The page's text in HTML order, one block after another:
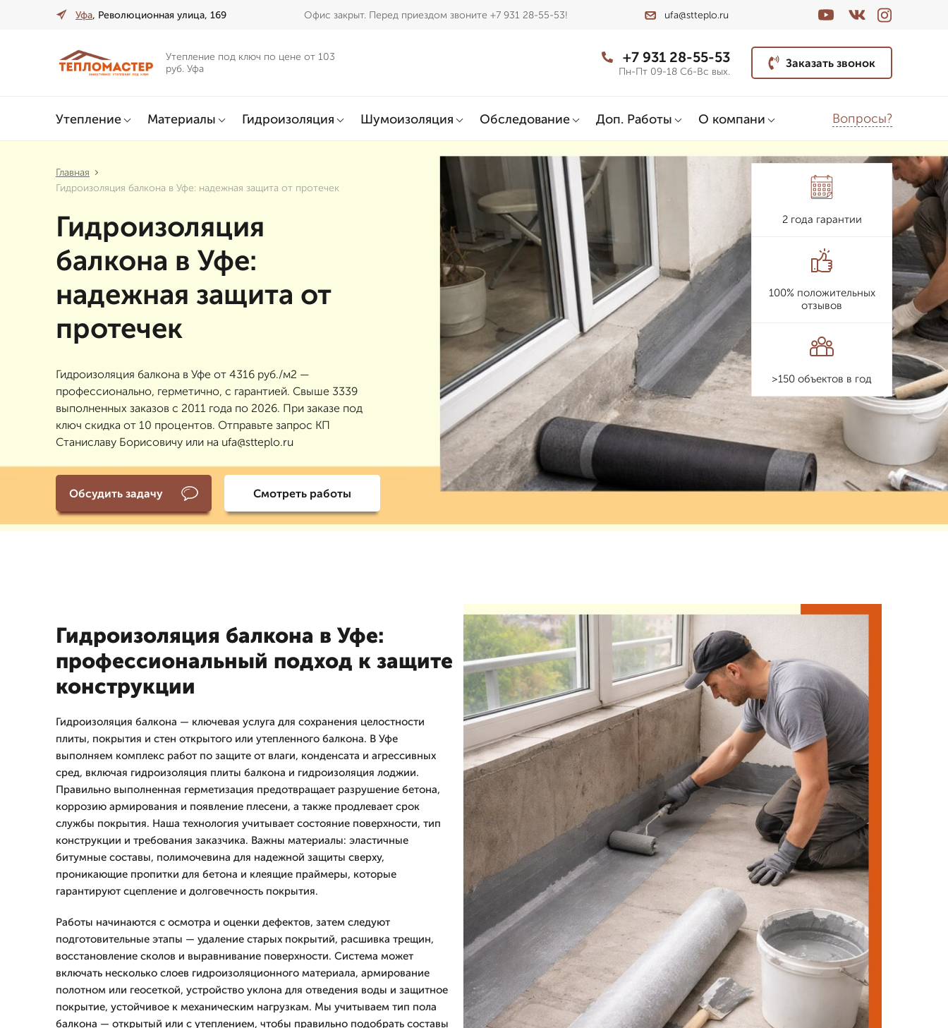
Уфа, Революционная улица, 169 Офис закрыт. Перед приездом звоните +7 931 28-55-53! ufa@stteplo.ru
Утепление под ключ по цене от 103
руб. Уфа
+7 931 28-55-53
Пн-Пт 09-18 Сб-Вс вых.
Заказать звонок
Утепление Материалы Гидроизоляция Шумоизоляция Обследование Доп. Работы О компани Вопросы?
Главная
Гидроизоляция балкона в Уфе: надежная защита от протечек
Гидроизоляция
балкона в Уфе:
надежная защита от
протечек
Гидроизоляция балкона в Уфе от 4316 руб./м2 —
профессионально, герметично, с гарантией. Свыше 3339
выполненных заказов с 2011 года по 2026. При заказе под
ключ скидка от 10 процентов. Отправьте запрос КП
Станиславу Борисовичу или на ufa@stteplo.ru
Обсудить задачу Смотреть работы
2 года гарантии
100% положительных
отзывов
>150 объектов в год
Гидроизоляция балкона в Уфе:
профессиональный подход к защите
конструкции
Гидроизоляция балкона — ключевая услуга для сохранения целостности
плиты, покрытия и стен открытого или утепленного балкона. В Уфе
выполняем комплекс работ по защите от влаги, конденсата и агрессивных
сред, включая гидроизоляция плиты балкона и гидроизоляция лоджии.
Правильно выполненная герметизация предотвращает разрушение бетона,
коррозию армирования и появление плесени, а также продлевает срок
службы покрытия. Наша технология учитывает состояние поверхности, тип
конструкции и требования заказчика. Важны материалы: эластичные
битумные составы, полимочевина для надежной защиты сверху,
проникающие пропитки для бетона и клеящие праймеры, которые
гарантируют сцепление и долговечность покрытия.
Работы начинаются с осмотра и оценки дефектов, затем следуют
подготовительные этапы — удаление старых покрытий, расшивка трещин,
восстановление сколов и выравнивание поверхности. Система может
включать несколько слоев гидроизоляционного материала, армирование
полотном или геосеткой, устройство уклона для отведения воды и защитное
покрытие, устойчивое к механическим нагрузкам. Мы учитываем тип пола
балкона — открытый или с утеплением, чтобы правильно подобрать составы